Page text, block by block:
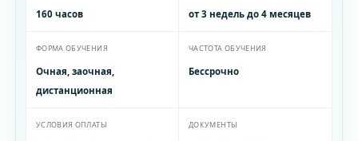
160 часов от 3 недель до 4 месяцев
ФОРМА ОБУЧЕНИЯ
Очная, заочная,
дистанционная
ЧАСТОТА ОБУЧЕНИЯ
Бессрочно
УСЛОВИЯ ОПЛАТЫ ДОКУМЕНТЫ